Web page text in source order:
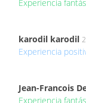
Experiencia
karodil karodil
Experiencia
Jean-Francois
Experiencia